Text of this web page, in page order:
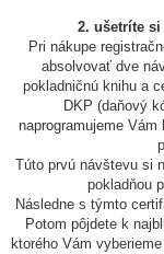
2. ušetríte
Pri nákupe
absolvovať dve
pokladničnú knihu a
DKP (daňový
naprogramujeme
Túto prvú návštevu si
pokladňou
Následne s týmto
Potom pôjdete k
ktorého Vám